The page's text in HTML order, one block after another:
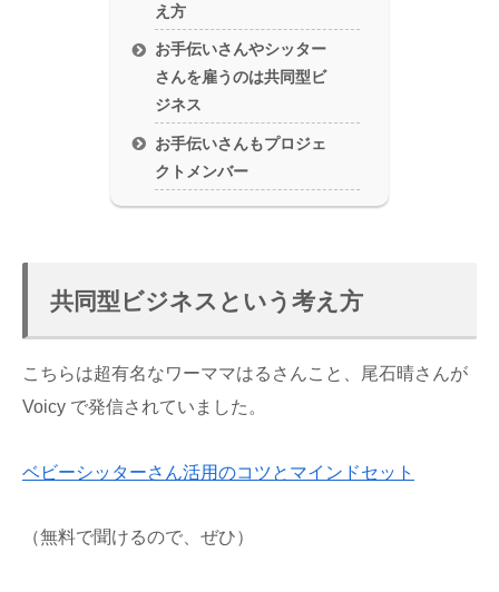
え方
お手伝いさんやシッター
さんを雇うのは共同型ビ
ジネス
お手伝いさんもプロジェ
クトメンバー
共同型ビジネスという考え方
こちらは超有名なワーママはるさんこと、尾石晴さんが
Voicy で発信されていました。
ベビーシッターさん活用のコツとマインドセット
（無料で聞けるので、ぜひ）